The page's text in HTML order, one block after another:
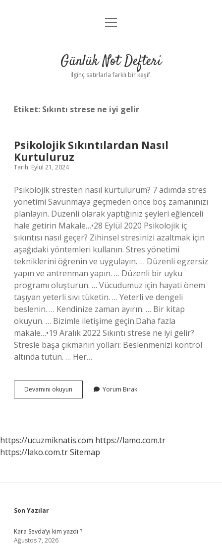
Anasayfa
Yasal Uyarı
menüyü
Günlük Not Defteri
İlginç satırlarla farklı bir keşif.
Etiket: Sıkıntı strese ne iyi gelir
Psikolojik Sıkıntılardan Nasıl
Kurtuluruz
Tarih: Eylül 21, 2024
Psikolojik stresten nasıl kurtulurum? 7 adımda stres
yönetimi Savunmaya geçmeden önce boş zamanınızı
planlayın. Düzenli olarak yaptığınız şeyleri eğlenceli
hale getirin Makale…•28 Eylül 2020 Psikolojik iç
sıkıntısı nasıl geçer? Zihinsel stresinizi azaltmak için
aşağıdaki yöntemleri kullanın. Stres yönetimi
tekniklerini öğrenin ve uygulayın. … Düzenli egzersiz
yapın ve antrenman yapın. … Düzenli bir uyku
programı oluşturun. … Vücudumuz için hayati önem
taşıyan yeterli sıvı tüketin. … Yeterli ve dengeli
beslenin. … Kendinize zaman ayırın. … Bir kitap
okuyun. … Bizimle iletişime geçin.Daha fazla
makale…•19 Aralık 2022 Sıkıntı strese ne iyi gelir?
Stresle başa çıkmanın yolları: Beslenmenizi kontrol
altında tutun. … Her…
Devamını okuyun Psikolojik
Sıkıntılardan
Yorum Bırak
https://ucuzmiknatis.com https://lamo.com.tr
https://lako.com.trSitemap
Sidebar
Son Yazılar
Kara Sevda’yı kim yazdı ?
Ağustos 7, 2026